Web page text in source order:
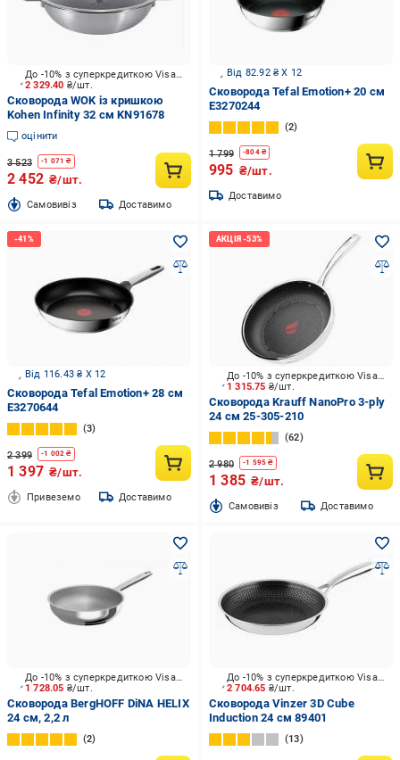
2 329.40 ₴/шт.
До -10% з суперкредиткою Visa Вигода
Сковорода WOK із кришкою
Kohen Infinity 32 см KN91678
оцінити
3 523 -1 071 ₴
2 452 ₴/шт.
Cамовивіз Доставимо
Від 82.92 ₴ X 12
Сковорода Tefal Emotion+ 20 см
E3270244
2
1 799 -804₴
995 ₴/шт.
Доставимо
Від 116.43 ₴ X 12
Сковорода Tefal Emotion+ 28 см
E3270644
3
2 399 -1 002 ₴
1 397 ₴/шт.
Привеземо Доставимо
1 315.75 ₴/шт.
До -10% з суперкредиткою Visa Вигода
Сковорода Krauff NanoPro 3-ply
24 см 25-305-210
62
2 980 -1 595 ₴
1 385 ₴/шт.
Cамовивіз Доставимо
1 728.05 ₴/шт.
До -10% з суперкредиткою Visa Вигода
Сковорода BergHOFF DiNA HELIX
24 см, 2,2 л
2
2 704.65 ₴/шт.
До -10% з суперкредиткою Visa Вигода
Сковорода Vinzer 3D Cube
Induction 24 см 89401
13